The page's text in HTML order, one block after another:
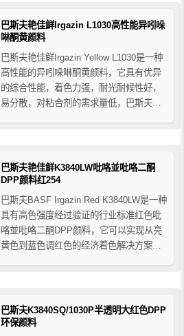
巴斯夫艳佳鲜Irgazin L1030高性能异吲哚
啉酮黄颜料
巴斯夫艳佳鲜Irgazin Yellow L1030是一种
高性能的异吲哚啉酮黄颜料，它具有优异
的综合性能，着色力强，耐光耐候性好，
易分散，对粘合剂的需求量低，巴斯夫
汽车涂料和修补漆，也推荐用于需要高牢
度和耐...
巴斯夫艳佳鲜K3840LW吡咯並吡咯二酮
DPP颜料红254
巴斯夫BASF Irgazin Red K3840LW是一种
具有高色强度经过验证的行业标准红色吡
咯並吡咯二酮DPP颜料，它可以实现从亮
黄色到蓝色调红色的经济着色解决方案，
巴斯夫K3840SQ/1030P半透明大红色DPP
环保颜料